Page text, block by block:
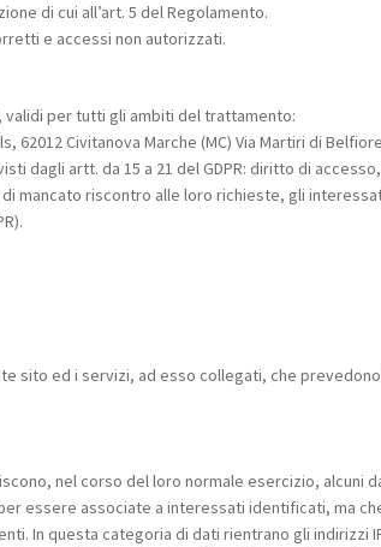
di cui all’art. 5 del Regolamento.
e accessi non autorizzati.
validi per tutti gli ambiti del trattamento:
Civitanova Marche (MC) Via Martiri di
dagli artt. da 15 a 21 del GDPR: diritto di
riscontro alle loro richieste, gli
ed i servizi, ad esso collegati, che
nel corso del loro normale esercizio, alcuni
essere associate a interessati identificati, ma
In questa categoria di dati rientrano gli indirizzi